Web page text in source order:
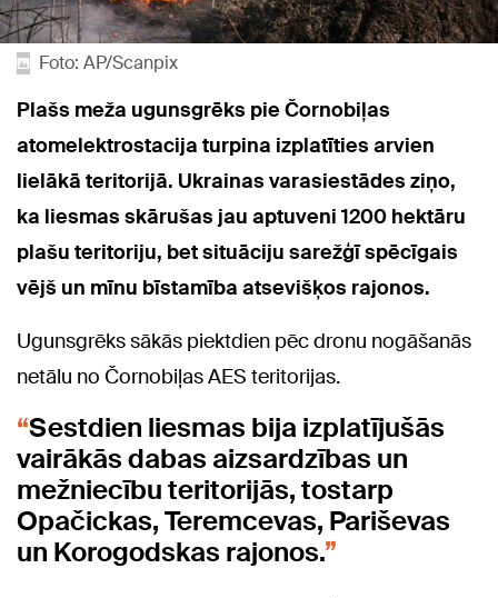
Foto: AP/Scanpix
Plašs meža ugunsgrēks pie Čornobiļas
atomelektrostacija turpina izplatīties arvien
lielākā teritorijā. Ukrainas varasiestādes ziņo,
ka liesmas skārušas jau aptuveni 1200 hektāru
plašu teritoriju, bet situāciju sarežģī spēcīgais
vējš un mīnu bīstamība atsevišķos rajonos.
Ugunsgrēks sākās piektdien pēc dronu nogāšanās
netālu no Čornobiļas AES teritorijas.
Sestdien liesmas bija izplatījušās
vairākās dabas aizsardzības un
mežniecību teritorijās, tostarp
Opačickas, Teremcevas, Pariševas
un Korogodskas rajonos.